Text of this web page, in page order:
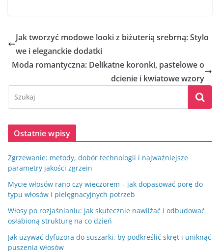
Jak tworzyć modowe looki z biżuterią srebrną: Stylo
we i eleganckie dodatki
Moda romantyczna: Delikatne koronki, pastelowe o
dcienie i kwiatowe wzory
Ostatnie wpisy
Zgrzewanie: metody, dobór technologii i najważniejsze
parametry jakości zgrzein
Mycie włosów rano czy wieczorem – jak dopasować porę do
typu włosów i pielęgnacyjnych potrzeb
Włosy po rozjaśnianiu: jak skutecznie nawilżać i odbudować
osłabioną strukturę na co dzień
Jak używać dyfuzora do suszarki, by podkreślić skręt i uniknąć
puszenia włosów